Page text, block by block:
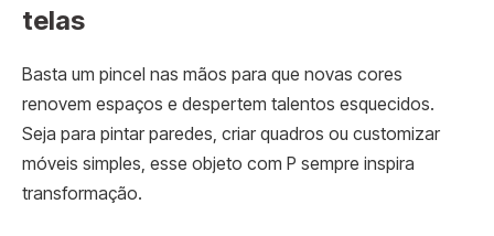
telas
Basta um pincel nas mãos para que novas cores
renovem espaços e despertem talentos esquecidos.
Seja para pintar paredes, criar quadros ou customizar
móveis simples, esse objeto com P sempre inspira
transformação.